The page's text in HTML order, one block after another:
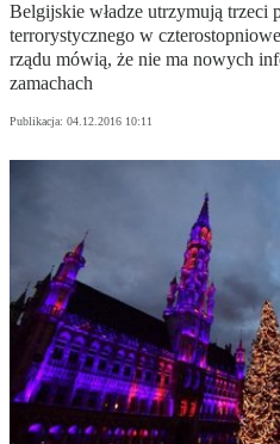
Belgijskie władze utrzymują trzeci
terrorystycznego w
rządu mówią, że nie ma nowych
zamachach
Publikacja: 04.12.2016 10:11